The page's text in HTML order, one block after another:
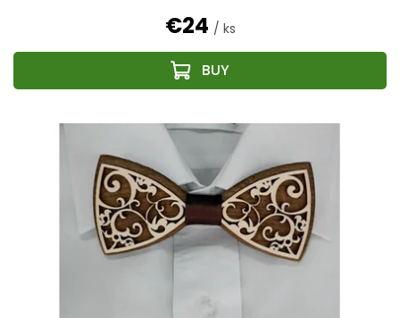
€24 / ks